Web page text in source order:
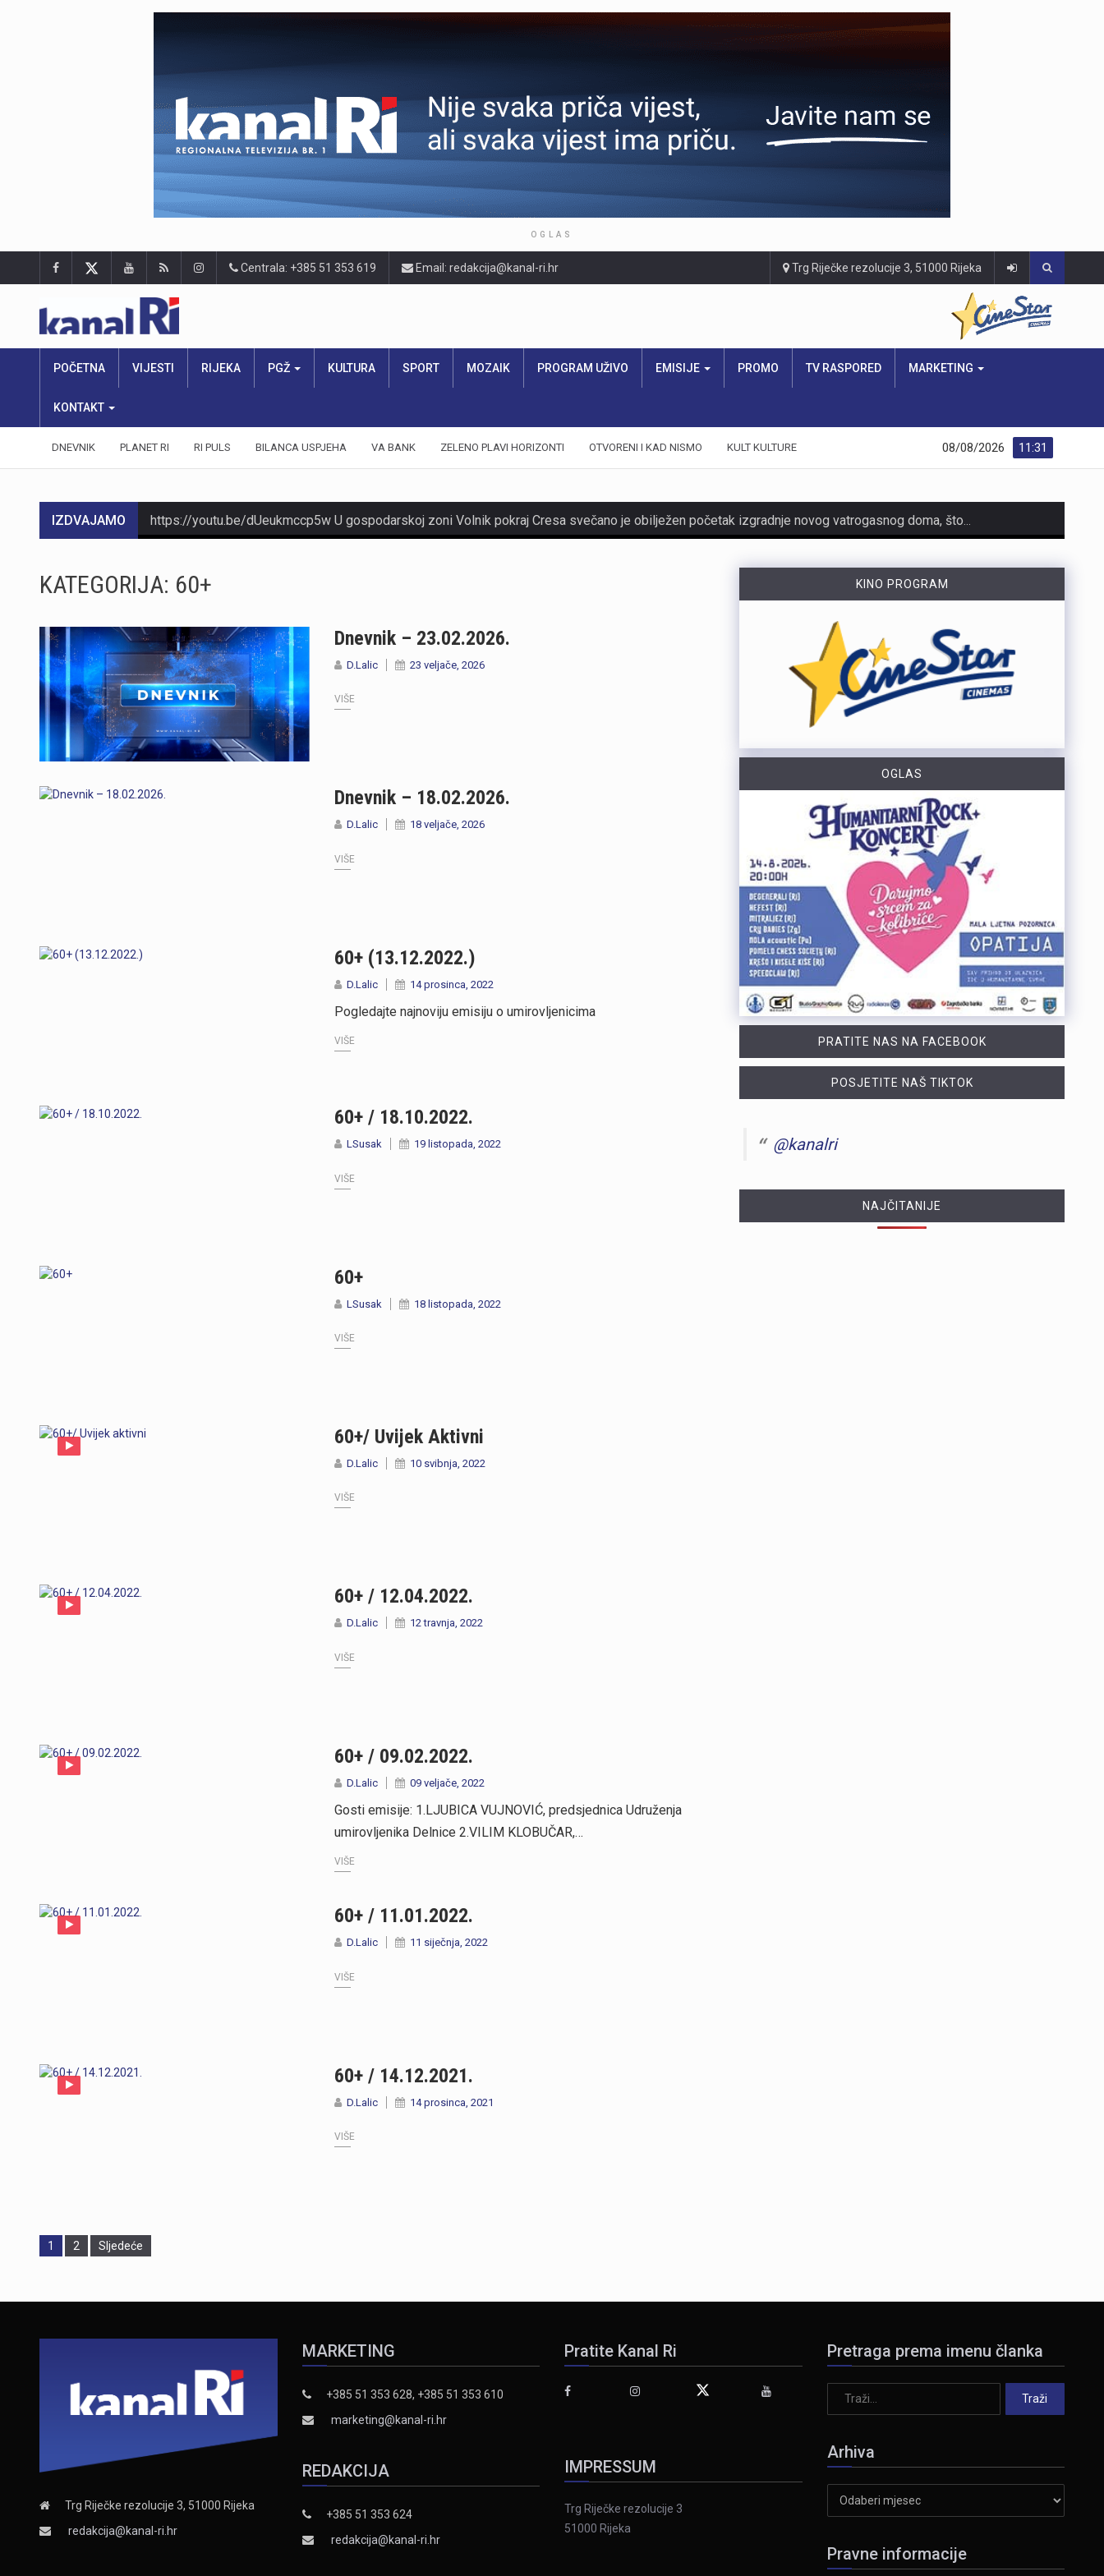
OGLAS
Centrala: +385 51 353 619 Email: redakcija@kanal-ri.hr Trg Riječke rezolucije 3, 51000 Rijeka
POČETNA VIJESTI RIJEKA PGŽ KULTURA SPORT MOZAIK PROGRAM UŽIVO EMISIJE PROMO TV RASPORED MARKETING
KONTAKT
DNEVNIK PLANET RI RI PULS BILANCA USPJEHA VA BANK ZELENO PLAVI HORIZONTI OTVORENI I KAD NISMO KULT KULTURE 11:31
08/08/2026
IZDVAJAMO
https://youtu.be/aILFsriI-vk
https://youtu.be/LjEOo1QMD1E Nogometaši Rijeke pobijedili su finski Ilves u prvoj utakmici 3. kola kvalifikacija za Konferencijsku ligu pogotkom Nike Jankovića u 16. minuti. Unatoč minimalnoj prednosti s kojom putuju na uzvrat, trener Matjaž Kek izrazio je zabrinutost zbog manjka realizacije i nervoze u igri. Uzvratna utakmica igra se u Finskoj u četvrtak, 13. kolovoza s početkom u 18 sati. Više u videoprilogu:
https://youtu.be/CrhVZbwhS7g Šire područje Novog Vinodolskog i Rijeku noćas oko 1:20 sati pogodio je potres magnitude 3,5 po Richteru s epicentrom 11 kilometara jugoistočno od Novog Vinodolskog. Budući da se Primorsko-goranska županija nalazi na nizu aktivnih rasjeda, ovakvi potresi nisu neuobičajeni, a stručnjaci procjenuju da maksimalna magnituda na riječkom i primorskom području može iznositi oko 6 po Richteru. Više u videoprilogu:
Posade policijskih plovila Postaje pomorske policije u proteklih su tjedan dana evidentirale 61 prekršaj nedozvoljenog glisiranja. Svi utvrđeni prekršaji odnosili su se na glisiranje na udaljenosti manjoj od 300 metara od obale. Prekršaji su zabilježeni u akvatoriju otoka Krka, Raba i Cresa te na području Kraljevice. Zbog počinjenih prekršaja policija je sankcionirala državljane 12 različitih zemalja. Među njima je najviše državljana Slovenije i Njemačke, po 15 iz svake države. Kazne su izrečene i za devet državljana Austrije, šest državljana Italije, pet državljana Hrvatske te četiri državljana Mađarske. Sankcionirana su i po dva državljana Slovačke, kao i po jedan državljanin iz Rumunjske, Belgije, Poljske, Srbije i Češke. Svim počiniteljima izrečene su novčane kazne sukladno odredbama Pomorskog zakonika. Policijski službenici pomorske policije nastavit će provoditi pojačane nadzore na moru kako bi se povećala sigurnost svih sudionika u pomorskom prometu. Ujedno se pozivaju svi nautičari da se strogo pridržavaju propisa i vode računa o sigurnosti kupača i drugih osoba na moru, s posebnim naglaskom na zabranu glisiranja na udaljenosti manjoj od 300 metara od obale.
KATEGORIJA: 60+
Dnevnik – 23.02.2026.
D.Lalic 23 veljače, 2026
VIŠE
Dnevnik – 18.02.2026.
D.Lalic 18 veljače, 2026
VIŠE
60+ (13.12.2022.)
D.Lalic 14 prosinca, 2022
Pogledajte najnoviju emisiju o umirovljenicima
VIŠE
60+ / 18.10.2022.
LSusak 19 listopada, 2022
VIŠE
60+
LSusak 18 listopada, 2022
VIŠE
60+/ Uvijek Aktivni
D.Lalic 10 svibnja, 2022
VIŠE
60+ / 12.04.2022.
D.Lalic 12 travnja, 2022
VIŠE
60+ / 09.02.2022.
D.Lalic 09 veljače, 2022
Gosti emisije: 1.LJUBICA VUJNOVIĆ, predsjednica Udruženja
umirovljenika Delnice 2.VILIM KLOBUČAR,…
VIŠE
60+ / 11.01.2022.
D.Lalic 11 siječnja, 2022
VIŠE
60+ / 14.12.2021.
D.Lalic 14 prosinca, 2021
VIŠE
Page
1 Page
2 Sljedeće
KINO PROGRAM
OGLAS
PRATITE NAS NA FACEBOOK
POSJETITE NAŠ TIKTOK
@kanalri
NAJČITANIJE
Trg Riječke rezolucije 3, 51000 Rijeka
redakcija@kanal-ri.hr
MARKETING
+385 51 353 628, +385 51 353 610
marketing@kanal-ri.hr
REDAKCIJA
+385 51 353 624
redakcija@kanal-ri.hr
Pratite Kanal Ri
IMPRESSUM
Trg Riječke rezolucije 3
51000 Rijeka
Pretraga prema imenu članka
Arhiva
Pravne informacije